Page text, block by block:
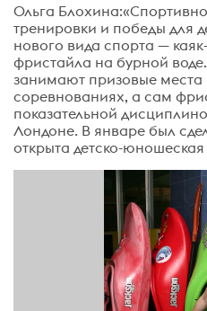
Ольга
тренировки и победы для
нового вида спорта —
фристайла на бурной
занимают призовые
соревнованиях, а сам
показательной
Лондоне. В январе был
открыта детско-